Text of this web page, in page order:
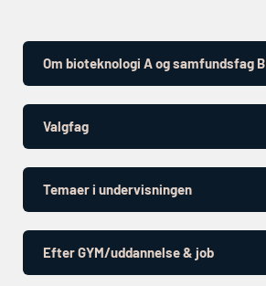
Om bioteknologi A og samfundsfag B
Valgfag
Temaer i undervisningen
Efter GYM/uddannelse & job